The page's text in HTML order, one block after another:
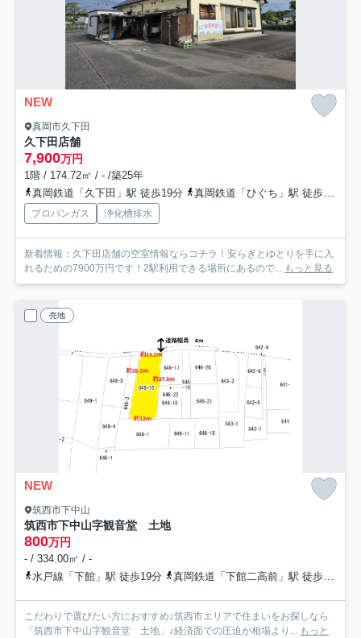
NEW
真岡市久下田
久下田店舗
7,900万円
1階 / 174.72㎡ / - /築25年
真岡鉄道「久下田」駅 徒歩19分
真岡鉄道「ひぐち」駅 徒歩20分
プロパンガス 浄化槽排水
新着情報：久下田店舗の空室情報ならコチラ！安らぎとゆとりを手に入
れるための7900万円です！2駅利用できる場所にあるので... もっと見る
売地
NEW
筑西市下中山
筑西市下中山字観音堂 土地
800万円
- / 334.00㎡ / -
水戸線「下館」駅 徒歩19分
真岡鉄道「下館二高前」駅 徒歩26分
こだわりで選びたい方におすすめ♪筑西市エリアで住まいをお探しなら
「筑西市下中山字観音堂 土地」♪経済面での圧迫が相場より... もっと